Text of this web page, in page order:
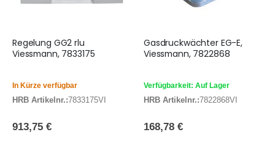
Regelung GG2 rlu
Viessmann, 7833175
In Kürze verfügbar
HRB Artikelnr.:7833175VI
913,75 €
Gasdruckwächter EG-E,
Viessmann, 7822868
Verfügbarkeit: Auf Lager
HRB Artikelnr.:7822868VI
168,78 €